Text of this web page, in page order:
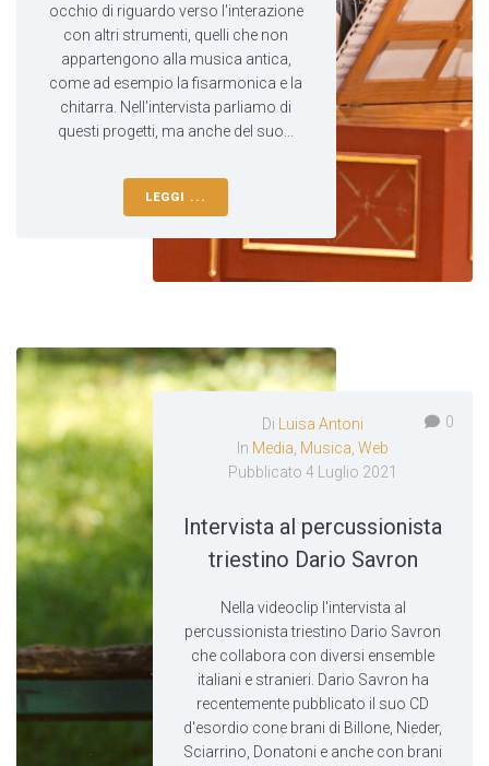
occhio di riguardo verso l'interazione
con altri strumenti, quelli che non
appartengono alla musica antica,
come ad esempio la fisarmonica e la
chitarra. Nell'intervista parliamo di
questi progetti, ma anche del suo...
LEGGI ...
0
Di Luisa Antoni
In Media, Musica,Web
Pubblicato4 Luglio 2021
Intervista al percussionista
triestino Dario Savron
Nella videoclip l'intervista al
percussionista triestino Dario Savron
che collabora con diversi ensemble
italiani e stranieri. Dario Savron ha
recentemente pubblicato il suo CD
d'esordio cone brani di Billone, Nieder,
Sciarrino, Donatoni e anche con brani